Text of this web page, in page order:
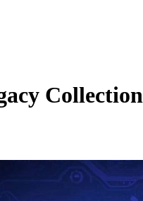
Collection